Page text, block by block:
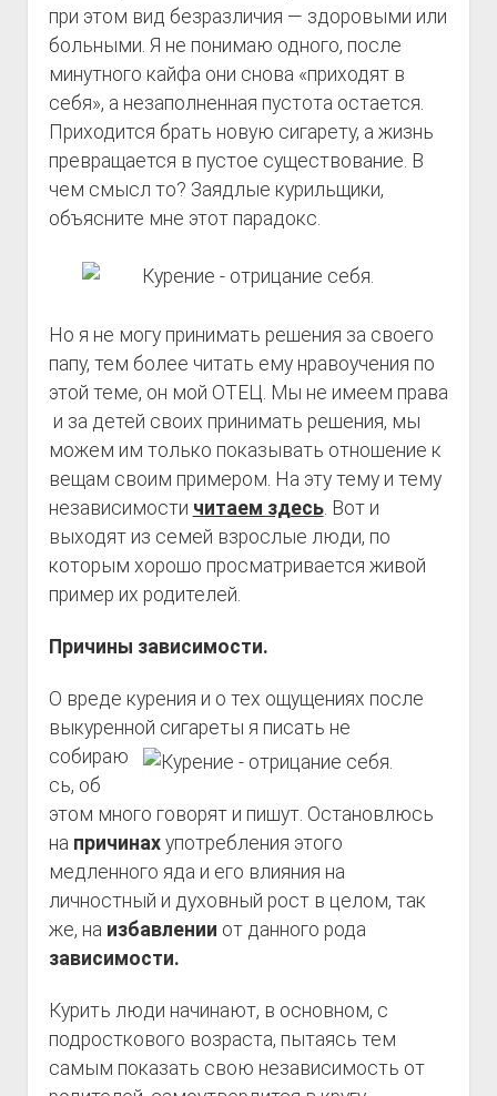
при этом вид безразличия — здоровыми или
больными. Я не понимаю одного, после
минутного кайфа они снова «приходят в
себя», а незаполненная пустота остается.
Приходится брать новую сигарету, а жизнь
превращается в пустое существование. В
чем смысл то? Заядлые курильщики,
объясните мне этот парадокс.
Но я не могу принимать решения за своего
папу, тем более читать ему нравоучения по
этой теме, он мой ОТЕЦ. Мы не имеем права
и за детей своих принимать решения, мы
можем им только показывать отношение к
вещам своим примером. На эту тему и тему
независимости читаем здесь. Вот и
выходят из семей взрослые люди, по
которым хорошо просматривается живой
пример их родителей.
Причины зависимости.
О вреде курения и о тех ощущениях после
выкуренной сигареты я писать не
собираю
сь, об
этом много говорят и пишут. Остановлюсь
на причинахупотребления этого
медленного яда и его влияния на
личностный и духовный рост в целом, так
же, на избавлении от данного рода
зависимости.
Курить люди начинают, в основном, с
подросткового возраста, пытаясь тем
самым показать свою независимость от